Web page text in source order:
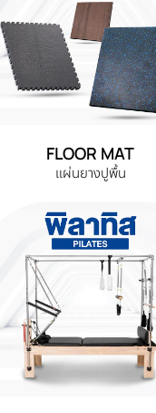
FLOOR MAT
แผ่นยางปูพื้น